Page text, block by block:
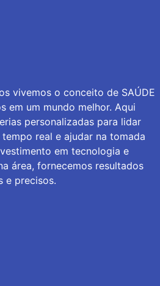
vivemos o conceito de SAÚDE
em um mundo melhor. Aqui
personalizadas para lidar
real e ajudar na tomada
em tecnologia e
área, fornecemos resultados
e precisos.